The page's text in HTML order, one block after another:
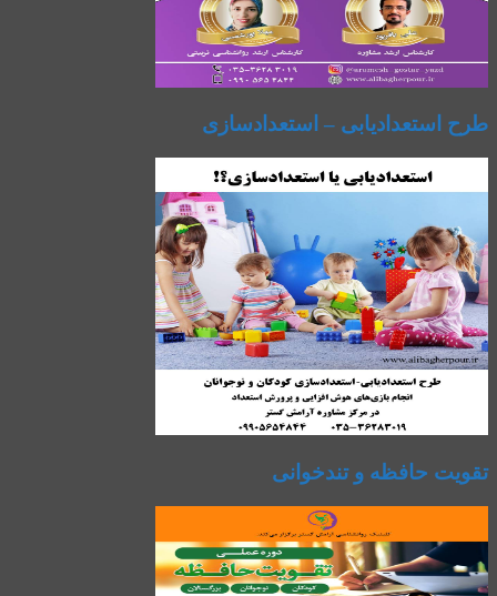
طرح استعدادیابی – استعدادسازی
تقویت حافظه و تندخوانی